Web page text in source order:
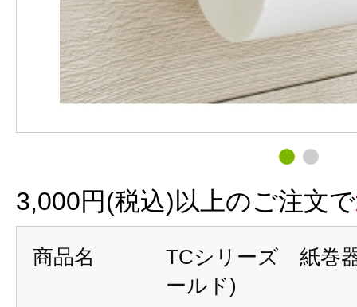
3,000円(税込)以上のご注文で
商品名
TCシリーズ 紙巻
ールド)